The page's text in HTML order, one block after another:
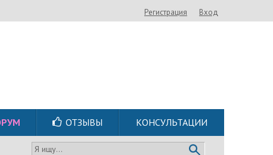
Регистрация Вход
ОТЗЫВЫ КОНСУЛЬТАЦИИ
Я ищу...